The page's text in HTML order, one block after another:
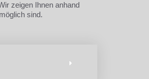
zeigen Ihnen anhand
sind.